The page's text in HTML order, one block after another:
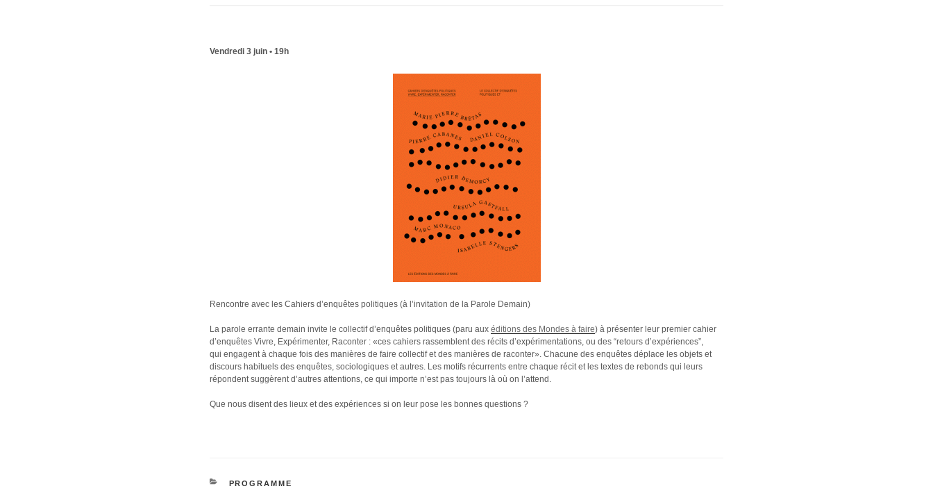
Vendredi 3 juin • 19h
Rencontre avec les Cahiers d’enquêtes politiques (à l’invitation de la Parole Demain)
La parole errante demain invite le collectif d’enquêtes politiques (paru aux éditions des Mondes à faire) à présenter leur premier cahier
d’enquêtes Vivre, Expérimenter, Raconter : «ces cahiers rassemblent des récits d’expérimentations, ou des “retours d’expériences”,
qui engagent à chaque fois des manières de faire collectif et des manières de raconter». Chacune des enquêtes déplace les objets et
discours habituels des enquêtes, sociologiques et autres. Les motifs récurrents entre chaque récit et les textes de rebonds qui leurs
répondent suggèrent d’autres attentions, ce qui importe n’est pas toujours là où on l’attend.
Que nous disent des lieux et des expériences si on leur pose les bonnes questions ?
CATÉGORIES
PROGRAMME